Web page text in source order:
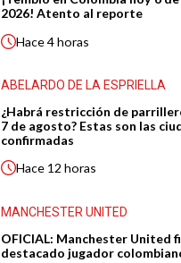
2026! Atento al reporte
Hace4 horas
ABELARDO DE LA ESPRIELLA
¿Habrá restricción de
7 de agosto? Estas son las
confirmadas
Hace 12 horas
MANCHESTER UNITED
OFICIAL: Manchester United
destacado jugador